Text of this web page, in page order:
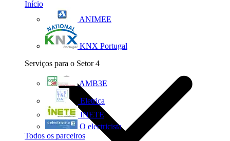
ANIMEE
KNX Portugal
Serviços para o Setor 4
AMB3E
Eletrica
INETE
O electricista
Todos os parceiros
Início